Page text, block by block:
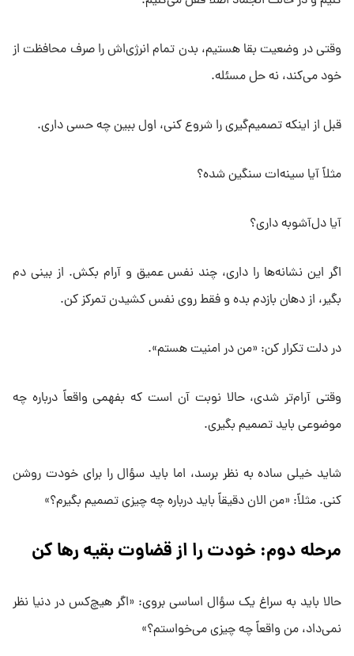
وقتی در وضعیت بقا هستیم، بدن تمام انرژی‌اش را صرف محافظت از
خود می‌کند، نه حل مسئله.
قبل از اینکه تصمیم‌گیری را شروع کنی، اول ببین چه حسی داری.
مثلاً آیا سینه‌ات سنگین شده؟
آیا دل‌آشوبه داری؟
اگر این نشانه‌ها را داری، چند نفس عمیق و آرام بکش. از بینی دم
بگیر، از دهان بازدم بده و فقط روی نفس کشیدن تمرکز کن.
در دلت تکرار کن: «من در امنیت هستم».
وقتی آرام‌تر شدی، حالا نوبت آن است که بفهمی واقعاً درباره چه
موضوعی باید تصمیم بگیری.
شاید خیلی ساده به نظر برسد، اما باید سؤال را برای خودت روشن
کنی. مثلاً: «من الان دقیقاً باید درباره چه چیزی تصمیم بگیرم؟»
مرحله دوم: خودت را از قضاوت بقیه رها کن
حالا باید به سراغ یک سؤال اساسی بروی: «اگر هیچ‌کس در دنیا نظر
نمی‌داد، من واقعاً چه چیزی می‌خواستم؟»